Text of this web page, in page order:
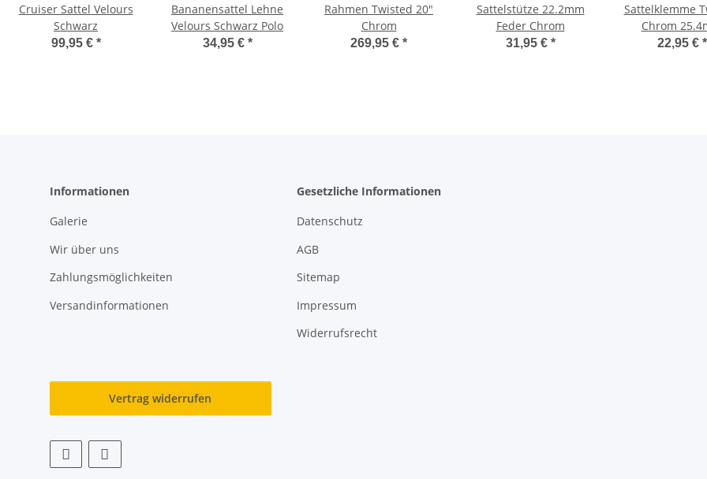
Cruiser Sattel Velours
Schwarz
99,95 € *
Bananensattel Lehne
Velours Schwarz Polo
34,95 € *
Rahmen Twisted 20"
Chrom
269,95 € *
Sattelstütze 22.2mm
Feder Chrom
31,95 € *
Sattelklemme
Chrom
22,95 € *
Informationen
Galerie
Wir über uns
Zahlungsmöglichkeiten
Versandinformationen
Gesetzliche Informationen
Datenschutz
AGB
Sitemap
Impressum
Widerrufsrecht
Vertrag widerrufen